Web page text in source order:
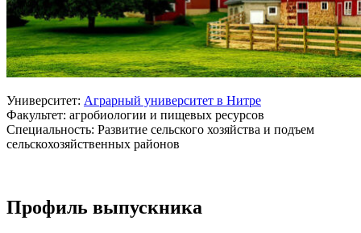
Университет: Аграрный университет в Нитре
Факультет: агробиологии и пищевых ресурсов
Специальность: Развитие сельского хозяйства и подъем
сельскохозяйственных районов
Профиль выпускника